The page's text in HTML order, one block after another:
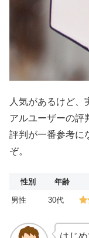
人気があるけど、
アルユーザーの評
評判が一番参考に
ぞ。
性別 年齢
男性 30代
はじ